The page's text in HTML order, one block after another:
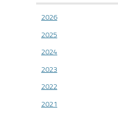
2026
2025
2024
2023
2022
2021